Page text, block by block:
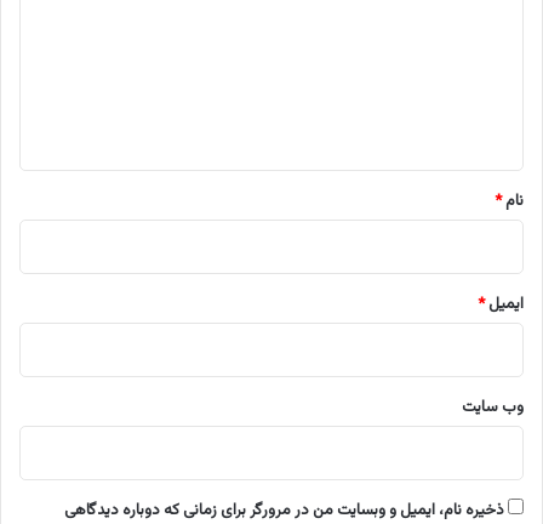
نام*
ایمیل*
وب‌ سایت
ذخیره نام، ایمیل و وبسایت من در مرورگر برای زمانی که دوباره دیدگاهی